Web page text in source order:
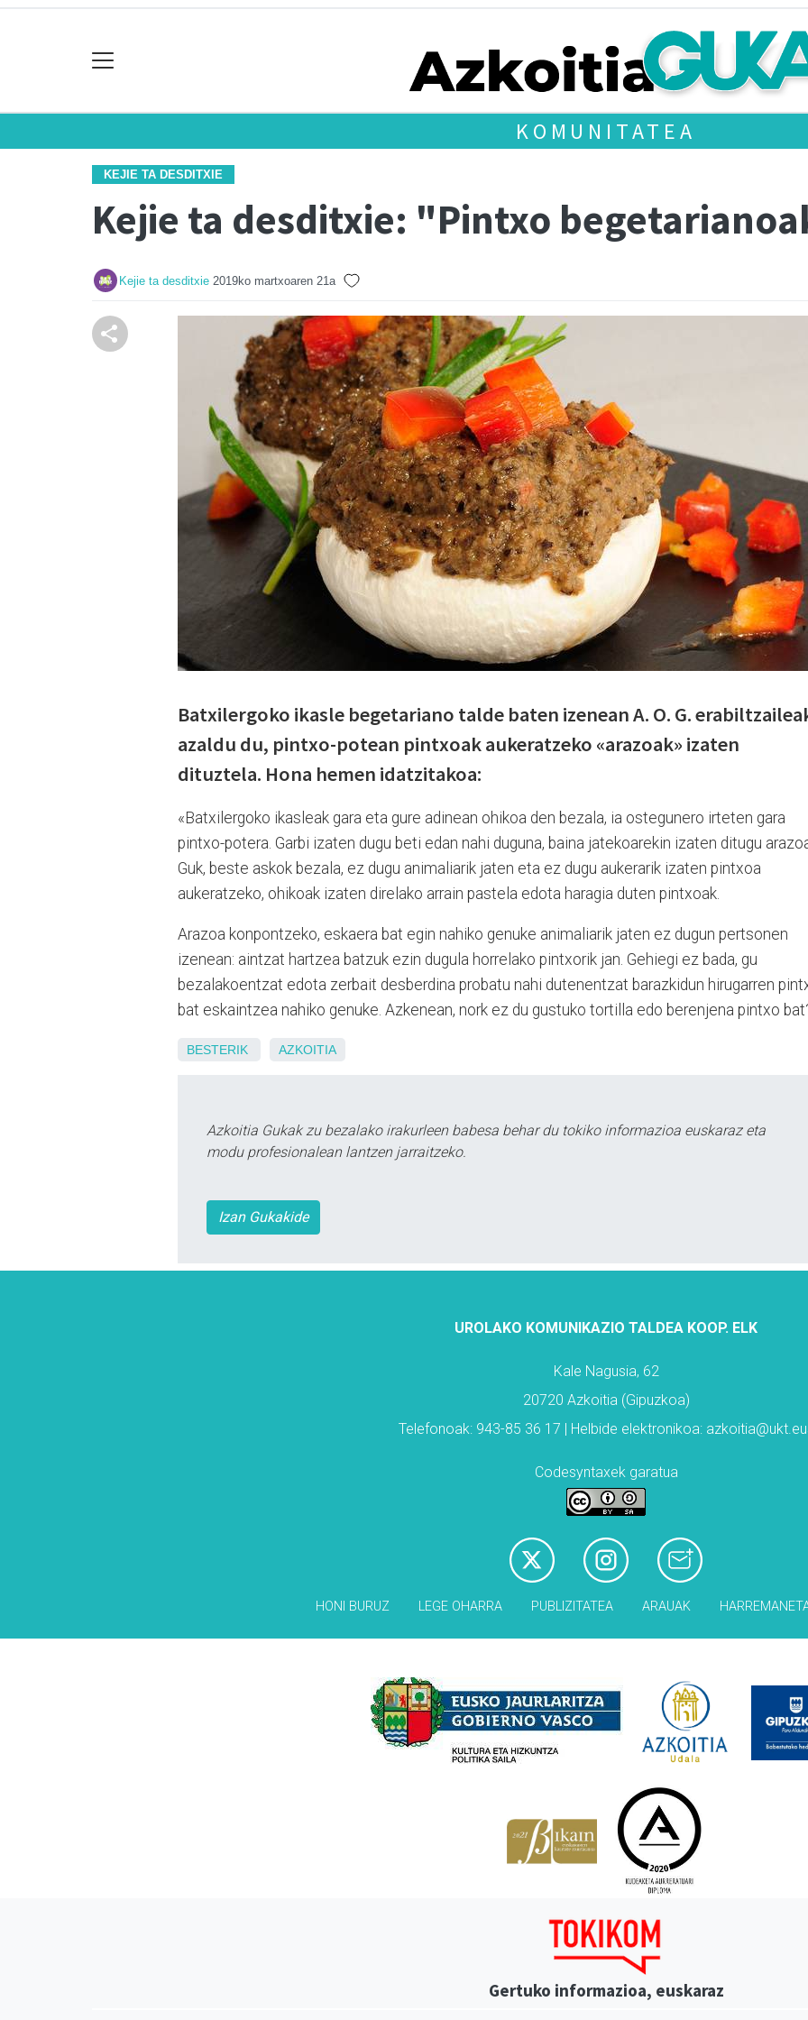
KOMUNITATEA
KEJIE TA DESDITXIE
Kejie ta desditxie: "Pintxo
Kejie ta desditxie 2019ko martxoaren 21a
Batxilergoko ikasle begetariano talde baten izenean A. O. G.
azaldu du, pintxo-potean pintxoak aukeratzeko «arazoak» izaten
dituztela. Hona hemen idatzitakoa:
«Batxilergoko ikasleak gara eta gure adinean ohikoa den bezala, ia ostegunero irteten gara
pintxo-potera. Garbi izaten dugu beti edan nahi duguna, baina jatekoarekin izaten ditugu
Guk, beste askok bezala, ez dugu animaliarik jaten eta ez dugu aukerarik izaten pintxoa
aukeratzeko, ohikoak izaten direlako arrain pastela edota haragia duten pintxoak.
Arazoa konpontzeko, eskaera bat egin nahiko genuke animaliarik jaten ez dugun pertsonen
izenean: aintzat hartzea batzuk ezin dugula horrelako pintxorik jan. Gehiegi ez bada, gu
bezalakoentzat edota zerbait desberdina probatu nahi dutenentzat barazkidun hirugarren
bat eskaintzea nahiko genuke. Azkenean, nork ez du gustuko tortilla edo berenjena pintxo
BESTERIK AZKOITIA
Azkoitia Gukak zu bezalako irakurleen babesa behar du tokiko informazioa euskaraz eta
modu profesionalean lantzen jarraitzeko.
Izan Gukakide
UROLAKO KOMUNIKAZIO TALDEA KOOP. ELK
Kale Nagusia, 62
20720 Azkoitia (Gipuzkoa)
Telefonoak: 943-85 36 17 | Helbide elektronikoa:
Codesyntaxek garatua
HONI BURUZ LEGE OHARRA PUBLIZITATEA ARAUAK
Gertuko informazioa, euskaraz